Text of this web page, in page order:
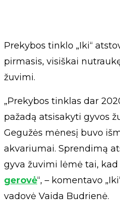
Prekybos tinklo „Iki“
pirmasis, visiškai
žuvimi.
„Prekybos tinklas dar
pažadą atsisakyti gyvos
Gegužės mėnesį buvo
akvariumai. Sprendimą
gyva žuvimi lėmė tai,
gerovė“, – komentavo
vadovė Vaida Budrienė.